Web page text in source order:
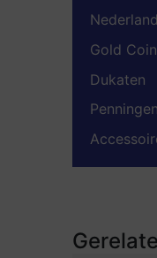
Gold
Dukaten
Penningen